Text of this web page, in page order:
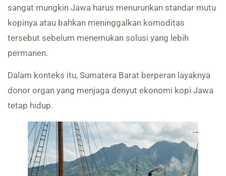
sangat mungkin Jawa harus menurunkan standar mutu
kopinya atau bahkan meninggalkan komoditas
tersebut sebelum menemukan solusi yang lebih
permanen.
Dalam konteks itu, Sumatera Barat berperan layaknya
donor organ yang menjaga denyut ekonomi kopi Jawa
tetap hidup.